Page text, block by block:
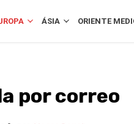
ÁSIA ORIENTE
por correo